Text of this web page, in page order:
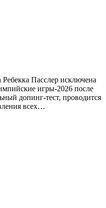
Ребекка Пасслер исключена
игры‑2026 после
допинг‑тест, проводится
всех…